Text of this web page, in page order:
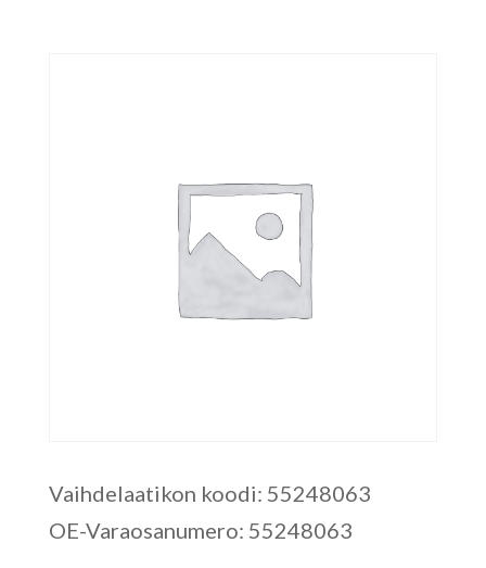
Vaihdelaatikon koodi: 55248063
OE-Varaosanumero: 55248063